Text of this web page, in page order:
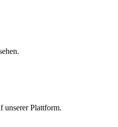
unserer Plattform.